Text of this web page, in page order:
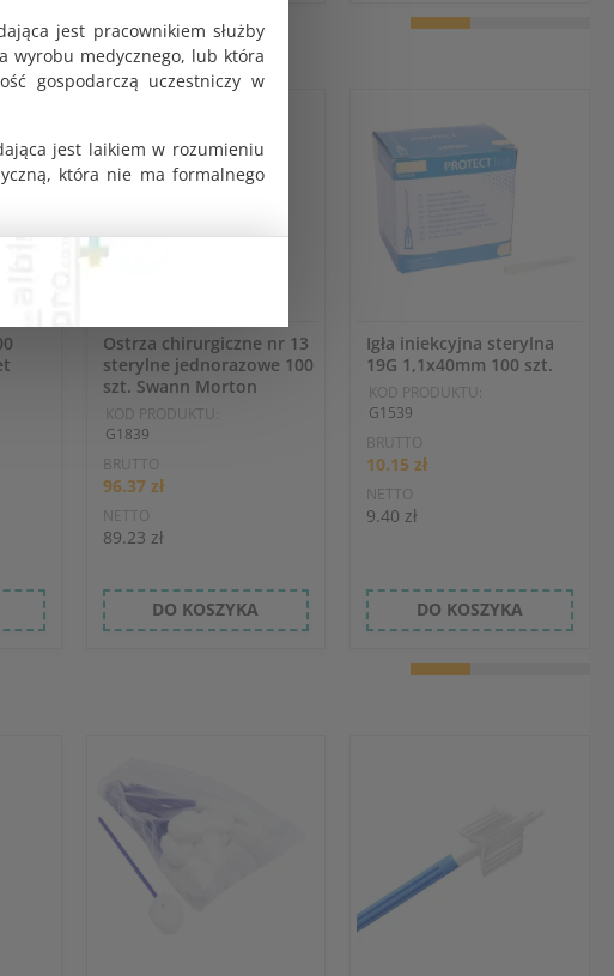
jest pracownikiem służby
wyrobu medycznego, lub która
gospodarczą uczestniczy w
jest laikiem w rozumieniu
która nie ma formalnego
Ostrza chirurgiczne nr 13
sterylne jednorazowe 100
szt. Swann Morton
KOD PRODUKTU:
G1839
BRUTTO
96.37 zł
NETTO
89.23 zł
DO KOSZYKA
Igła iniekcyjna sterylna
19G 1,1x40mm 100 szt.
KOD PRODUKTU:
G1539
BRUTTO
10.15 zł
NETTO
9.40 zł
DO KOSZYKA